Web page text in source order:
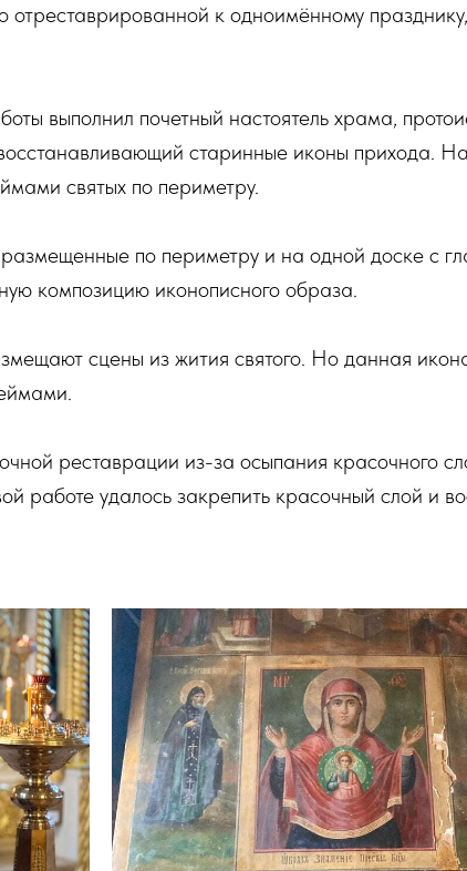
к одноимённому
выполнил почетный настоятель храма,
старинные иконы прихода.
святых по периметру.
по периметру и на одной доске с
композицию иконописного образа.
сцены из жития святого. Но данная
реставрации из-за осыпания красочного
работе удалось закрепить красочный слой и